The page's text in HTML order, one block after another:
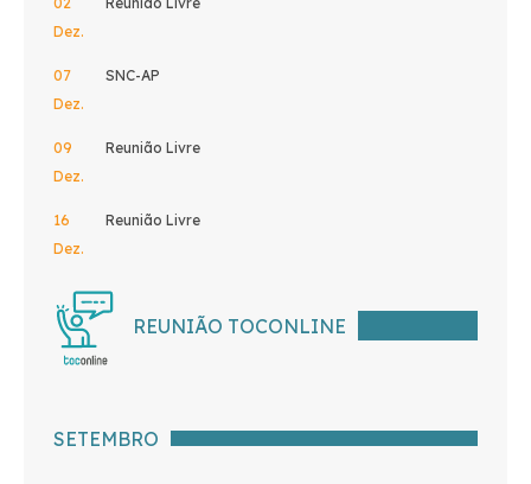
Dez.
07
Dez.
SNC-AP
09
Dez.
Reunião Livre
16
Dez.
Reunião Livre
REUNIÃO TOCONLINE
SETEMBRO